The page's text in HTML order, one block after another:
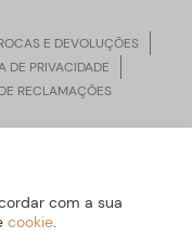
E DEVOLUÇÕES
DE PRIVACIDADE
RECLAMAÇÕES
Desenvolvido por
com a sua
cookie.